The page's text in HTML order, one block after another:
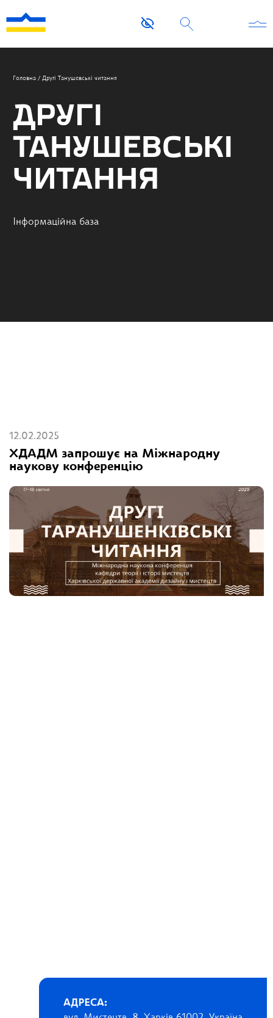
Головна / Другі Танушевські читання
ДРУГІ
ТАНУШЕВСЬКІ
ЧИТАННЯ
Інформаційна база
12.02.2025
ХДАДМ запрошує на Міжнародну
наукову конференцію
АДРЕСА: